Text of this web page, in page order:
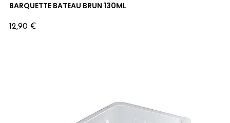
BARQUETTE BATEAU BRUN 130ML
Prix
12,90 €